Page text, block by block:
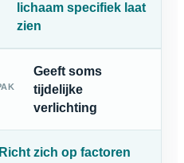
lichaam specifiek laat
zien
Geeft soms
tijdelijke
verlichting
Richt zich op factoren